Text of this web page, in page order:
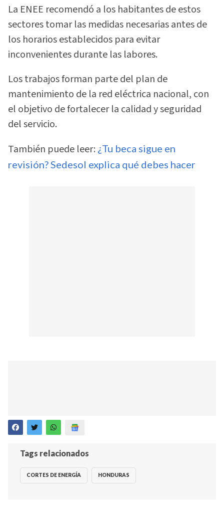
La ENEE recomendó a los habitantes de estos
sectores tomar las medidas necesarias antes de
los horarios establecidos para evitar
inconvenientes durante las labores.
Los trabajos forman parte del plan de
mantenimiento de la red eléctrica nacional, con
el objetivo de fortalecer la calidad y seguridad
del servicio.
También puede leer: ¿Tu beca sigue en
revisión? Sedesol explica qué debes hacer
Tags relacionados
CORTES DE ENERGÍA HONDURAS